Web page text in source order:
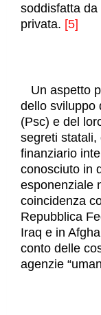
soddisfatta
privata. [5]
Un aspetto
dello sviluppo
(Psc) e del
segreti statali,
finanziario
conosciuto in
esponenziale
coincidenza
Repubblica
Iraq e in
conto delle
agenzie